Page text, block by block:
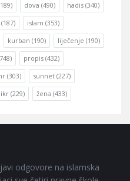
dova (490) hadis (340)
(187) islam (353)
kurban (190) liječenje (190)
propis (432)
(303) sunnet (227)
(229) žena (433)
odgovore na islamska